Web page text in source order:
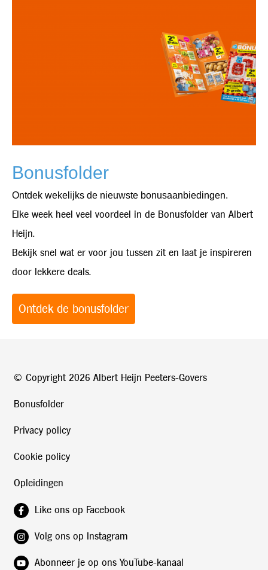
Bonusfolder
Ontdek wekelijks de nieuwste bonusaanbiedingen.
Elke week heel veel voordeel in de Bonusfolder van Albert
Heijn.
Bekijk snel wat er voor jou tussen zit en laat je inspireren
door lekkere deals.
Ontdek de bonusfolder
© Copyright 2026 Albert Heijn Peeters-Govers
Bonusfolder
Privacy policy
Cookie policy
Opleidingen
Like ons op Facebook
Volg ons op Instagram
Abonneer je op ons YouTube-kanaal